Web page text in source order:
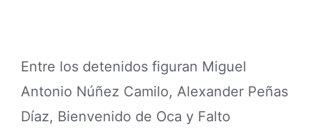
Entre los detenidos figuran Miguel
Antonio Núñez Camilo, Alexander Peñas
Díaz, Bienvenido de Oca y Falto